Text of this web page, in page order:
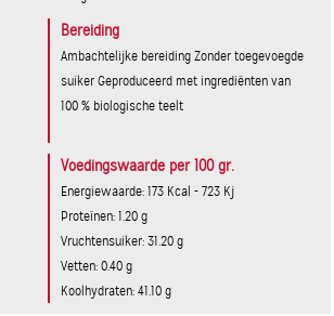
Bereiding
Ambachtelijke bereiding Zonder toegevoegde
suiker Geproduceerd met ingrediënten van
100 % biologische teelt
Voedingswaarde per 100 gr.
Energiewaarde: 173 Kcal - 723 Kj
Proteïnen: 1.20 g
Vruchtensuiker: 31.20 g
Vetten: 0.40 g
Koolhydraten: 41.10 g